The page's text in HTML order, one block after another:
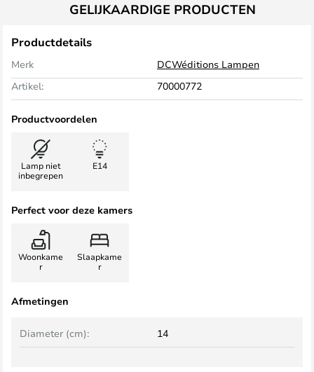
GELIJKAARDIGE PRODUCTEN
Productdetails
Merk
DCWéditions Lampen
Artikel:
70000772
Productvoordelen
Lamp niet
inbegrepen
E14
Perfect voor deze kamers
Woonkame
r
Slaapkame
r
Afmetingen
Diameter (cm): 14